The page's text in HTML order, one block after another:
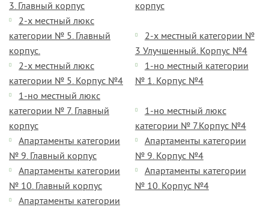
3. Главный корпус
корпус
2-х местный люкс
категории № 5. Главный
корпус.
2-х местный категории №
3 Улучшенный. Корпус №4
2-х местный люкс
категории № 5. Корпус №4
1-но местный категории
№ 1. Корпус №4
1-но местный люкс
категории № 7. Главный
корпус
1-но местный люкс
категории № 7.Корпус №4
Апартаменты категории
№ 9. Главный корпус
Апартаменты категории
№ 9. Корпус №4
Апартаменты категории
№ 10. Главный корпус
Апартаменты категории
№ 10. Корпус №4
Апартаменты категории